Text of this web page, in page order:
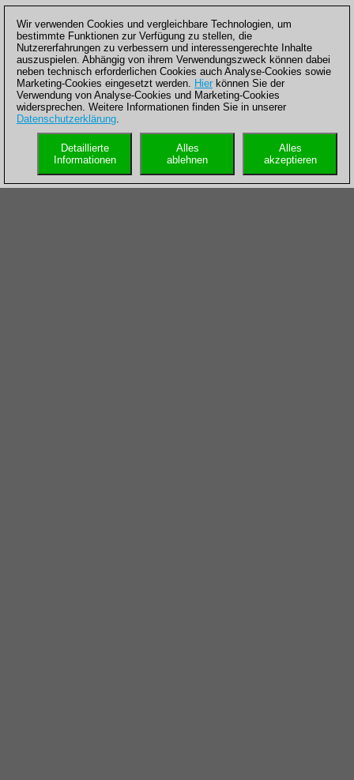
Wir verwenden Cookies und vergleichbare Technologien, um
bestimmte Funktionen zur Verfügung zu stellen, die
Nutzererfahrungen zu verbessern und interessengerechte Inhalte
auszuspielen. Abhängig von ihrem Verwendungszweck können dabei
neben technisch erforderlichen Cookies auch Analyse-Cookies sowie
Marketing-Cookies eingesetzt werden. Hier können Sie der
Verwendung von Analyse-Cookies und Marketing-Cookies
widersprechen. Weitere Informationen finden Sie in unserer
Datenschutzerklärung.
Alles
akzeptieren
Alles
ablehnen
Detaillierte
Informationen